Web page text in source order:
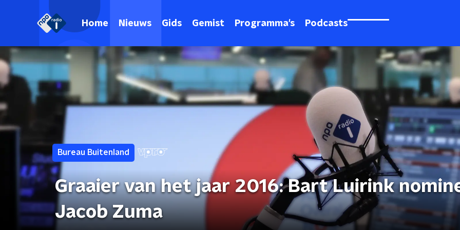
Home Nieuws Gids Gemist Programma's Podcasts
Bureau Buitenland
Graaier van het jaar 2016: Bart Luirink
Jacob Zuma